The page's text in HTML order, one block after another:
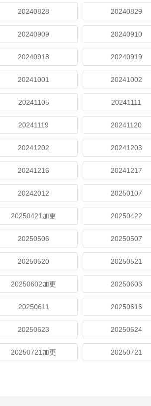
20240828 20240829
20240909 20240910
20240918 20240919
20241001 20241002
20241105 20241111
20241119 20241120
20241202 20241203
20241216 20241217
20242012 20250107
20250421加更 20250422
20250506 20250507
20250520 20250521
20250602加更 20250603
20250611 20250616
20250623 20250624
20250721加更 20250721